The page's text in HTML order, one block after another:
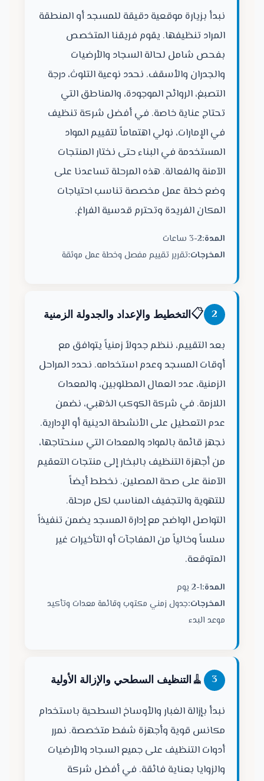
نبدأ بزيارة موقعية دقيقة للمسجد أو المنطقة
المراد تنظيفها. يقوم فريقنا المتخصص
بفحص شامل لحالة السجاد والأرضيات
والجدران والأسقف. نحدد نوعية التلوث، درجة
التصبغ، الروائح الموجودة، والمناطق التي
تحتاج عناية خاصة. في أفضل شركة تنظيف
في الإمارات، نولي اهتماماً لتقييم المواد
المستخدمة في البناء حتى نختار المنتجات
الآمنة والفعالة. هذه المرحلة تساعدنا على
وضع خطة عمل مخصصة تناسب احتياجات
المكان الفريدة وتحترم قدسية الفراغ.
المدة:2-3 ساعات
المخرجات:تقرير تقييم مفصل وخطة عمل موثقة
2
📋 التخطيط والإعداد والجدولة الزمنية
بعد التقييم، ننظم جدولاً زمنياً يتوافق مع
أوقات المسجد وعدم استخدامه. نحدد المراحل
الزمنية، عدد العمال المطلوبين، والمعدات
اللازمة. في شركة الكوكب الذهبي، نضمن
عدم التعطيل على الأنشطة الدينية أو الإدارية.
نجهز قائمة بالمواد والمعدات التي سنحتاجها،
من أجهزة التنظيف بالبخار إلى منتجات التعقيم
الآمنة على صحة المصلين. نخطط أيضاً
للتهوية والتجفيف المناسب لكل مرحلة.
التواصل الواضح مع إدارة المسجد يضمن تنفيذاً
سلساً وخالياً من المفاجآت أو التأخيرات غير
المتوقعة.
المدة:1-2 يوم
المخرجات:جدول زمني مكتوب وقائمة معدات وتأكيد
موعد البدء
3
🧹 التنظيف السطحي والإزالة الأولية
نبدأ بإزالة الغبار والأوساخ السطحية باستخدام
مكانس قوية وأجهزة شفط متخصصة. نمرر
أدوات التنظيف على جميع السجاد والأرضيات
والزوايا بعناية فائقة. في أفضل شركة